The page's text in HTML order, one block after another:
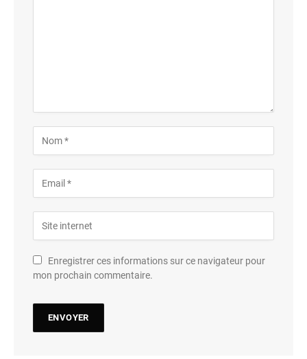
Enregistrer ces informations sur ce navigateur pour
mon prochain commentaire.